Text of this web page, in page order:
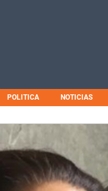
POLITICA NOTICIAS